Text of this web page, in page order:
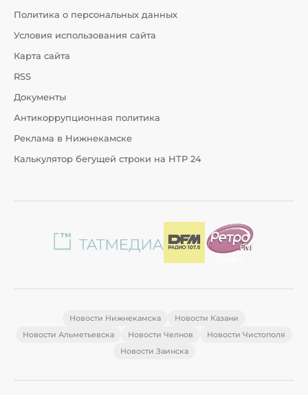
Политика о персональных данных
Условия использования сайта
Карта сайта
RSS
Документы
Антикоррупционная политика
Реклама в Нижнекамске
Калькулятор бегущей строки на НТР 24
Новости Нижнекамска
Новости Казани
Новости Альметьевска
Новости Челнов
Новости Чистополя
Новости Заинска